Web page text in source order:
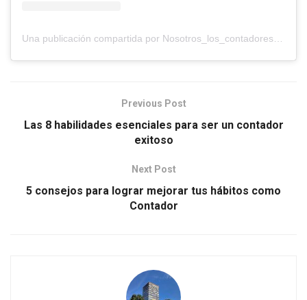
Una publicación compartida por Nosotros_los_contadores (@nosotros_los_contadores)
Previous Post
Las 8 habilidades esenciales para ser un contador
exitoso
Next Post
5 consejos para lograr mejorar tus hábitos como
Contador